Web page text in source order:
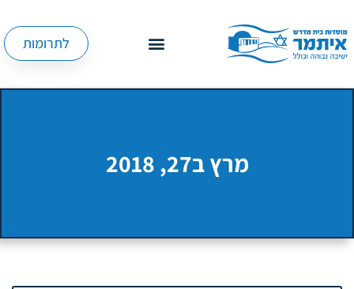
לתרומות
מרץ ב27, 2018